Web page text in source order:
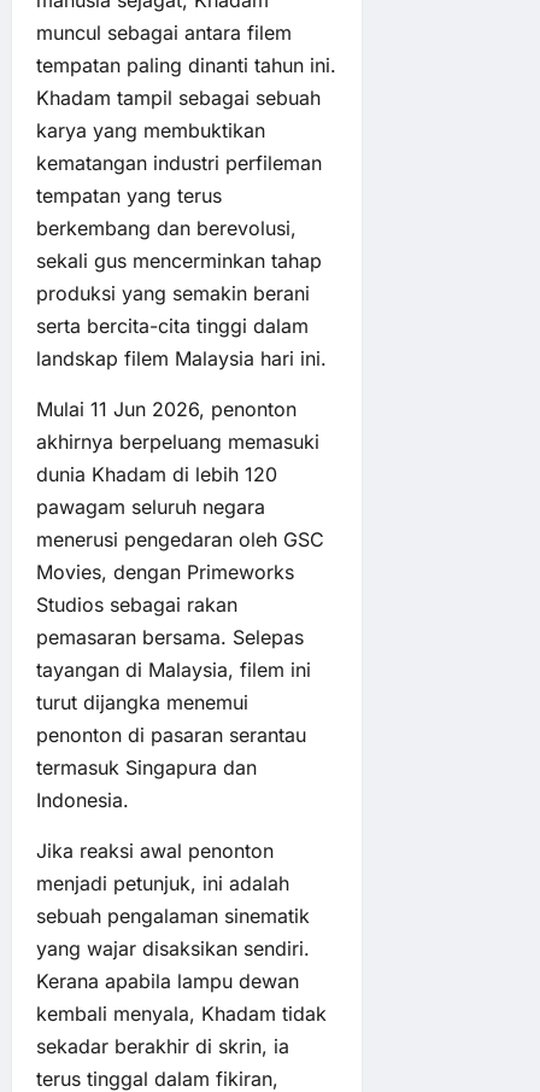
muncul sebagai antara filem
tempatan paling dinanti tahun ini.
Khadam tampil sebagai sebuah
karya yang membuktikan
kematangan industri perfileman
tempatan yang terus
berkembang dan berevolusi,
sekali gus mencerminkan tahap
produksi yang semakin berani
serta bercita-cita tinggi dalam
landskap filem Malaysia hari ini.
Mulai 11 Jun 2026, penonton
akhirnya berpeluang memasuki
dunia Khadam di lebih 120
pawagam seluruh negara
menerusi pengedaran oleh GSC
Movies, dengan Primeworks
Studios sebagai rakan
pemasaran bersama. Selepas
tayangan di Malaysia, filem ini
turut dijangka menemui
penonton di pasaran serantau
termasuk Singapura dan
Indonesia.
Jika reaksi awal penonton
menjadi petunjuk, ini adalah
sebuah pengalaman sinematik
yang wajar disaksikan sendiri.
Kerana apabila lampu dewan
kembali menyala, Khadam tidak
sekadar berakhir di skrin, ia
terus tinggal dalam fikiran,